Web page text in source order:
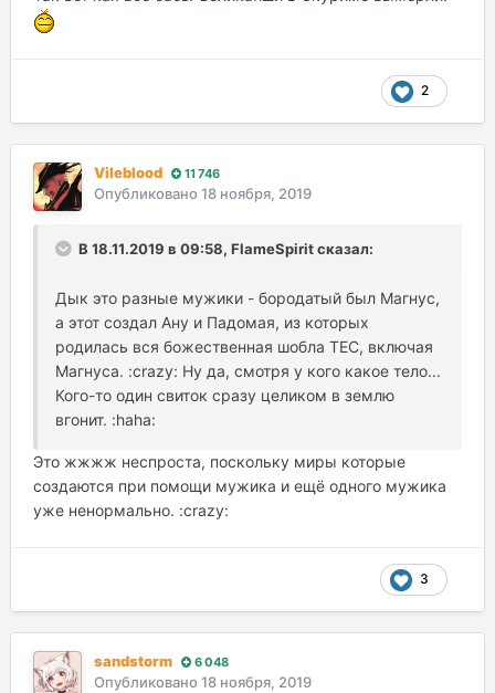
2
Vileblood 11 746
Опубликовано 18 ноября, 2019
В 18.11.2019 в 09:58, FlameSpirit сказал:
Дык это разные мужики - бородатый был Магнус,
а этот создал Ану и Падомая, из которых
родилась вся божественная шобла ТЕС, включая
Магнуса. :crazy: Ну да, смотря у кого какое тело...
Кого-то один свиток сразу целиком в землю
вгонит. :haha:
Это жжжж неспроста, поскольку миры которые
создаются при помощи мужика и ещё одного мужика
уже ненормально. :crazy:
3
sandstorm 6 048
Опубликовано 18 ноября, 2019